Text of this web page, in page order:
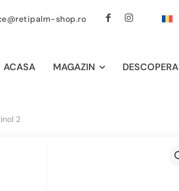
shop.ro
ACASA MAGAZIN DESCOPERA
2